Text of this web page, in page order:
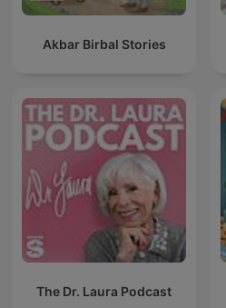
Akbar Birbal Stories
The Dr. Laura Podcast